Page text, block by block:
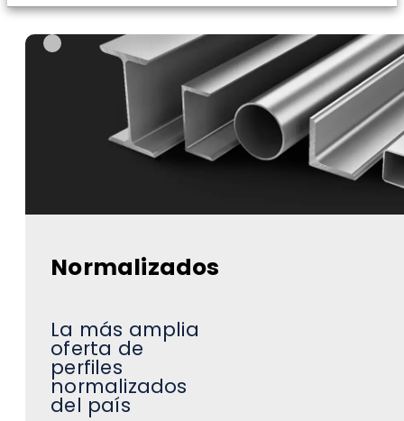
Normalizados
La más amplia
oferta de
perfiles
normalizados
del país